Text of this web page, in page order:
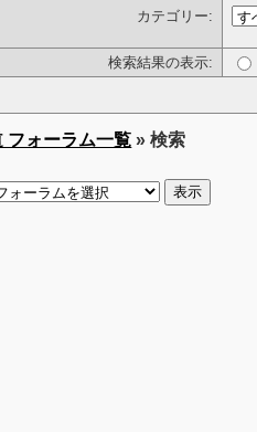
カテゴリー:
検索結果の表示:
フォーラム一覧 » 検索